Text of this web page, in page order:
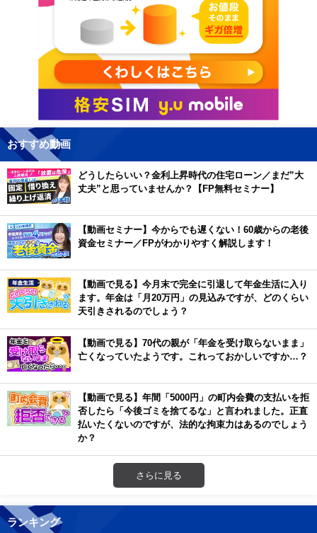
おすすめ動画
どうしたらいい？金利上昇時代の住宅ローン／まだ”大
丈夫”と思っていませんか？【FP無料セミナー】
【動画セミナー】今からでも遅くない！60歳からの老後
資金セミナー／FPがわかりやすく解説します！
【動画で見る】今月末で完全に引退して年金生活に入り
ます。年金は「月20万円」の見込みですが、どのくらい
天引きされるのでしょう？
【動画で見る】70代の親が「年金を受け取らないまま」
亡くなっていたようです。これっておかしいですか…？
【動画で見る】年間「5000円」の町内会費の支払いを拒
否したら「今後ゴミを捨てるな」と言われました。正直
払いたくないのですが、法的な拘束力はあるのでしょう
か？
さらに見る
ランキング